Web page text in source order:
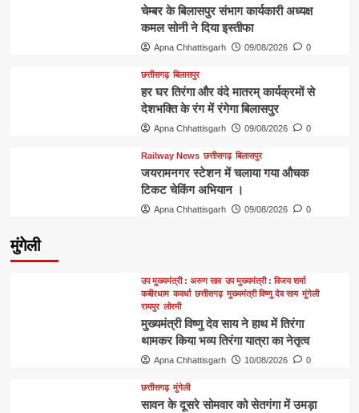
चेम्बर के बिलासपुर संभाग कार्यकारी अध्यक्ष
कमल सोनी ने दिया इस्तीफा
Apna Chhattisgarh 09/08/2026 0
छत्तीसगढ़ बिलासपुर
हर घर तिरंगा और वंदे मातरम् कार्यक्रमों से
देशभक्ति के रंग में रंगेगा बिलासपुर
Apna Chhattisgarh 09/08/2026 0
Railway News छत्तीसगढ़ बिलासपुर
जयरामनगर स्टेशन में चलाया गया औचक
टिकट चेकिंग अभियान ।
Apna Chhattisgarh 09/08/2026 0
मुंगेली
उप मुख्यमंत्री : अरुण साव उप मुख्यमंत्री : विजय शर्मा
कबीरधाम कवर्धा छत्तीसगढ़ मुख्यमंत्री विष्णु देव साय मुंगेली
रायपुर लोरमी
मुख्यमंत्री विष्णु देव साय ने हाथ में तिरंगा
थामकर किया भव्य तिरंगा यात्रा का नेतृत्व
Apna Chhattisgarh 10/08/2026 0
छत्तीसगढ़ मुंगेली
सावन के दूसरे सोमवार को सेतगंगा में उमड़ा